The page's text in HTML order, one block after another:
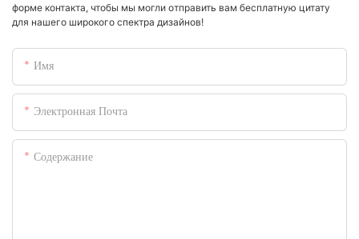
форме контакта, чтобы мы могли отправить вам бесплатную цитату
для нашего широкого спектра дизайнов!
Имя
Электронная Почта
Содержание